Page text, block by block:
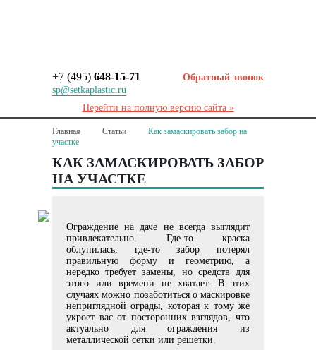
+7 (495) 648-15-71
sp@setkaplastic.ru
Обратный звонок
Перейти на полную версию сайта »
Главная Статьи
Как замаскировать забор на
участке
КАК ЗАМАСКИРОВАТЬ ЗАБОР
НА УЧАСТКЕ
Ограждение на даче не всегда выглядит
привлекательно. Где-то краска
облупилась, где-то забор потерял
правильную форму и геометрию, а
нередко требует замены, но средств для
этого или времени не хватает. В этих
случаях можно позаботиться о маскировке
неприглядной ограды, которая к тому же
укроет вас от посторонних взглядов, что
актуально для ограждения из
металлической сетки или решетки.